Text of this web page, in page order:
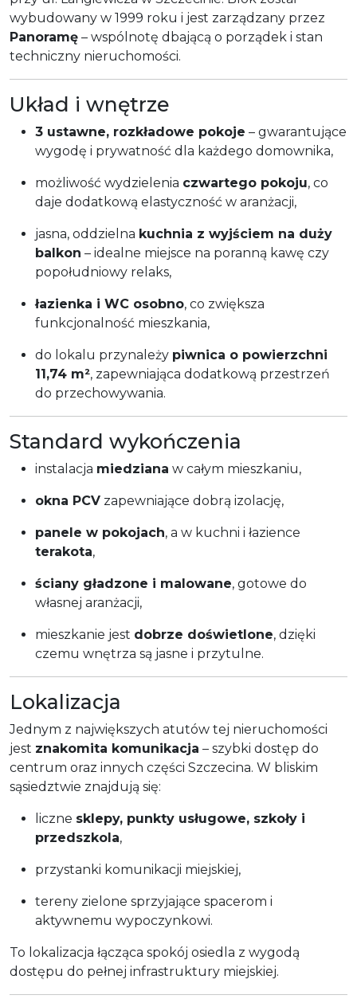
wybudowany w 1999 roku i jest zarządzany przez
Panoramę – wspólnotę dbającą o porządek i stan
techniczny nieruchomości.
Układ i wnętrze
3 ustawne, rozkładowe pokoje – gwarantujące
wygodę i prywatność dla każdego domownika,
możliwość wydzielenia czwartego pokoju, co
daje dodatkową elastyczność w aranżacji,
jasna, oddzielna kuchnia z wyjściem na duży
balkon – idealne miejsce na poranną kawę czy
popołudniowy relaks,
łazienka i WC osobno, co zwiększa
funkcjonalność mieszkania,
do lokalu przynależy piwnica o powierzchni
11,74 m², zapewniająca dodatkową przestrzeń
do przechowywania.
Standard wykończenia
instalacja miedziana w całym mieszkaniu,
okna PCV zapewniające dobrą izolację,
panele w pokojach, a w kuchni i łazience
terakota,
ściany gładzone i malowane, gotowe do
własnej aranżacji,
mieszkanie jest dobrze doświetlone, dzięki
czemu wnętrza są jasne i przytulne.
Lokalizacja
Jednym z największych atutów tej nieruchomości
jest znakomita komunikacja – szybki dostęp do
centrum oraz innych części Szczecina. W bliskim
sąsiedztwie znajdują się:
liczne sklepy, punkty usługowe, szkoły i
przedszkola,
przystanki komunikacji miejskiej,
tereny zielone sprzyjające spacerom i
aktywnemu wypoczynkowi.
To lokalizacja łącząca spokój osiedla z wygodą
dostępu do pełnej infrastruktury miejskiej.